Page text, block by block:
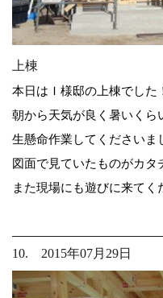
上棟
本日はＩ様邸の上棟でした
朝から天気が良く暑いくら
生懸命作業してくださいま
図面で見ていたものがカタ
また現場にも遊びに来てく
10. 2015年07月29日